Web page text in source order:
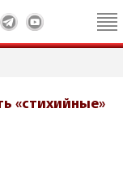
«стихийные»